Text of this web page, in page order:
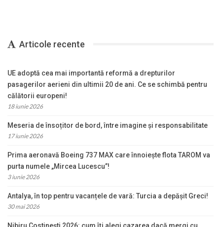
Articole recente
UE adoptă cea mai importantă reformă a drepturilor
pasagerilor aerieni din ultimii 20 de ani. Ce se schimbă pentru
călătorii europeni!
18 iunie 2026
Meseria de însoțitor de bord, între imagine și responsabilitate
17 iunie 2026
Prima aeronavă Boeing 737 MAX care înnoiește flota TAROM va
purta numele „Mircea Lucescu”!
3 iunie 2026
Antalya, în top pentru vacanțele de vară: Turcia a depășit Greci!
30 mai 2026
Nibiru Costinești 2026: cum îți alegi cazarea dacă mergi cu